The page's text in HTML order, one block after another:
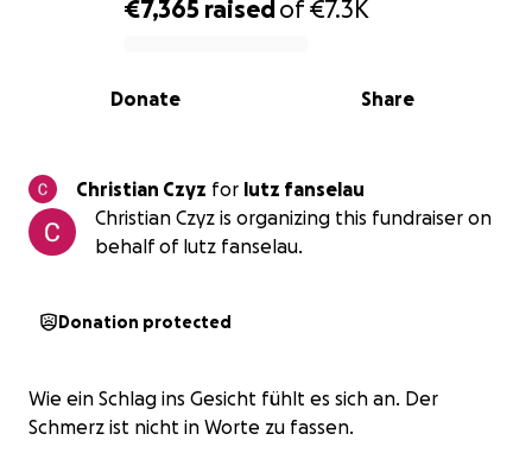
0% complete
€7,365 raisedof€7.3K
Share
Donate
Christian Czyz for lutz fanselau
Christian Czyz is organizing this fundraiser on
behalf of lutz fanselau.
Donation protected
Wie ein Schlag ins Gesicht fühlt es sich an. Der
Schmerz ist nicht in Worte zu fassen.